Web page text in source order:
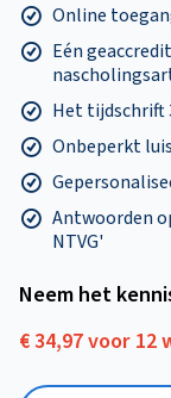
Online
Eén
Het tijdschrift
Onbeperkt
Antwoorden
NTVG'
Neem het
€ 34,97 voor 12